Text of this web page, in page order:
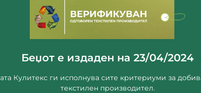
Беџот е издаден на 23/04/2024
Кулитекс ги исполнува сите критериуми за
текстилен производител.
Кулитекс ДООЕЛ Прилеп
Александар Македонски бр.158 Прилеп
За компанијата ->